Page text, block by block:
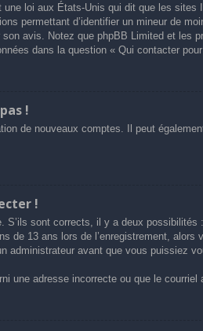
une loi aux États-Unis qui dit que les
permettant d’identifier un mineur de
avis. Notez que phpBB Limited et
dans la question « Qui contacter
!
de nouveaux comptes. Il peut
!
S’ils sont corrects, il y a deux possibilités :
de 13 ans lors de l’enregistrement,
administrateur avant que vous puissiez
une adresse incorrecte ou que le